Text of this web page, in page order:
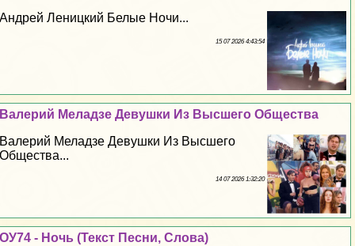
Андрей Леницкий Белые Ночи...
15 07 2026 4:43:54
Валерий Меладзе Дeвyшки Из Высшего Общества
Валерий Меладзе Дeвyшки Из Высшего
Общества...
14 07 2026 1:32:20
ОУ74 - Ночь (Текст Песни, Слова)